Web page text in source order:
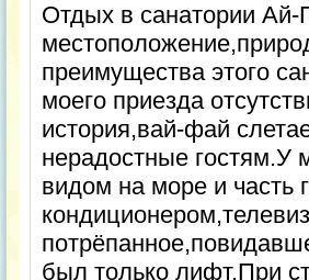
Отдых в санатории Ай-
преимущества этого
моего приезда
история,вай-фай
нерадостные гостям.У
видом на море и часть
был только лифт.При